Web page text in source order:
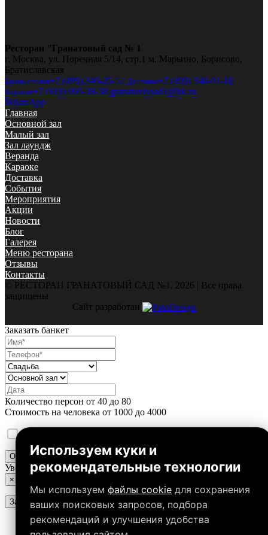
Ресторан "Гранатовый сад № 1
г. Москва, ул. Поречная 5/14, стр.1 м. Марьино, Борисово,
Братиславская
Бронь столов+7 (499) 340-25-52 Доставка+7 (499) 340-01-10
Караоке+7 (919) 995-38-38 granatoviysad1@bk.ru
WhatsApp
Главная
Основной зал
Малый зал
Зал лаундж
Веранда
Караоке
Доставка
События
Мероприятия
Акции
Новости
Блог
Галерея
Меню ресторана
Отзывы
Контакты
© РЕСТОРАН ГРАНАТОВЫЙ САД №1, 2026 | Все права
защищены
Сайт разработан
Заказать банкет
Количество персон от 40 до 80
Стоимость на человека от 1000 до 4000
Отправить
Уведомление
×
Закрыть
Используем куки и
рекомендательные технологии
Мы используем файлы cookie для сохранения
ваших поисковых запросов, подбора
рекомендаций и улучшения удобства